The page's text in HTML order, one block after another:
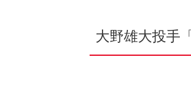
大野雄大投手